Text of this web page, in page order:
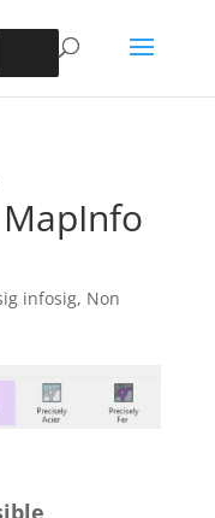
infosig, Non